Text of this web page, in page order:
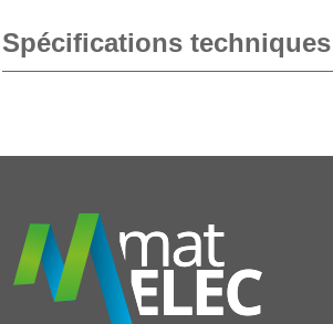
Spécifications techniques